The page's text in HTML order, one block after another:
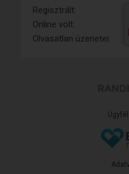
Regisztrált:
Online volt:
Olvasatlan üzenetei: